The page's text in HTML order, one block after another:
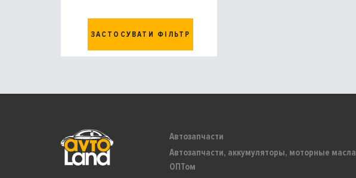
ЗАСТОСУВАТИ ФІЛЬТР
Автозапчасти
Автозапчасти, аккумуляторы, моторные масла
ОПТом